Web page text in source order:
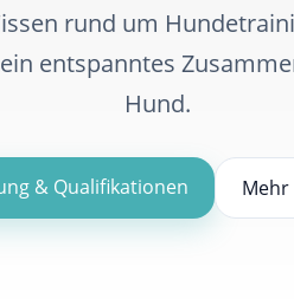
rund um
entspanntes
Hund.
& Qualifikationen